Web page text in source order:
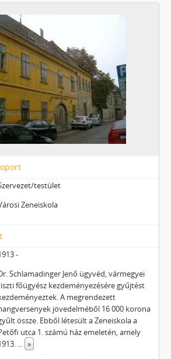
testület
Zeneiskola
-
Schlamadinger Jenő ügyvéd, vármegyei
főügyész kezdeményezésére gyűjtést
A megrendezett
jövedelméből 16 000 korona
össze. Ebből létesült a Zeneiskola a
utca 1. számú ház emeletén, amely
... »